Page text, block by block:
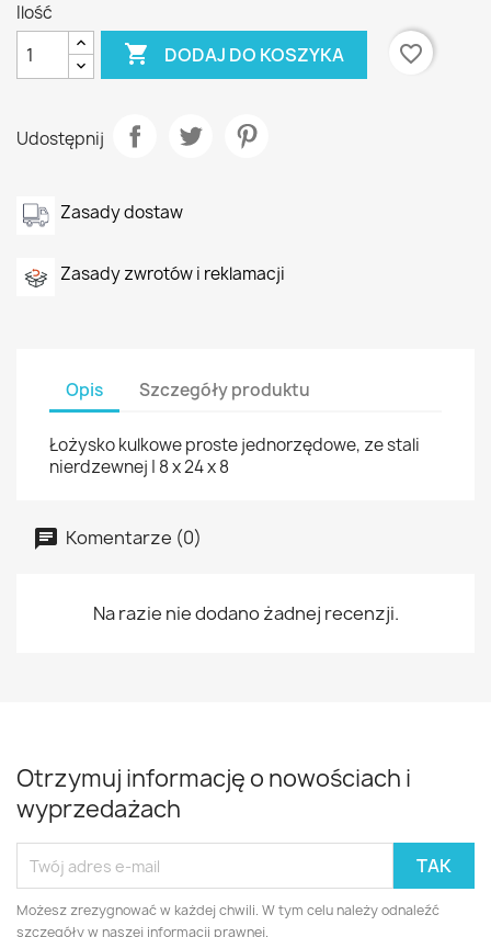
Ilość
 DODAJ DO KOSZYKA favorite_border
Udostępnij
Zasady dostaw
Zasady zwrotów i reklamacji
Opis Szczegóły produktu
Łożysko kulkowe proste jednorzędowe, ze stali
nierdzewnej | 8 x 24 x 8
Komentarze (0)
Na razie nie dodano żadnej recenzji.
Otrzymuj informację o nowościach i
wyprzedażach
Możesz zrezygnować w każdej chwili. W tym celu należy odnaleźć
szczegóły w naszej informacji prawnej.